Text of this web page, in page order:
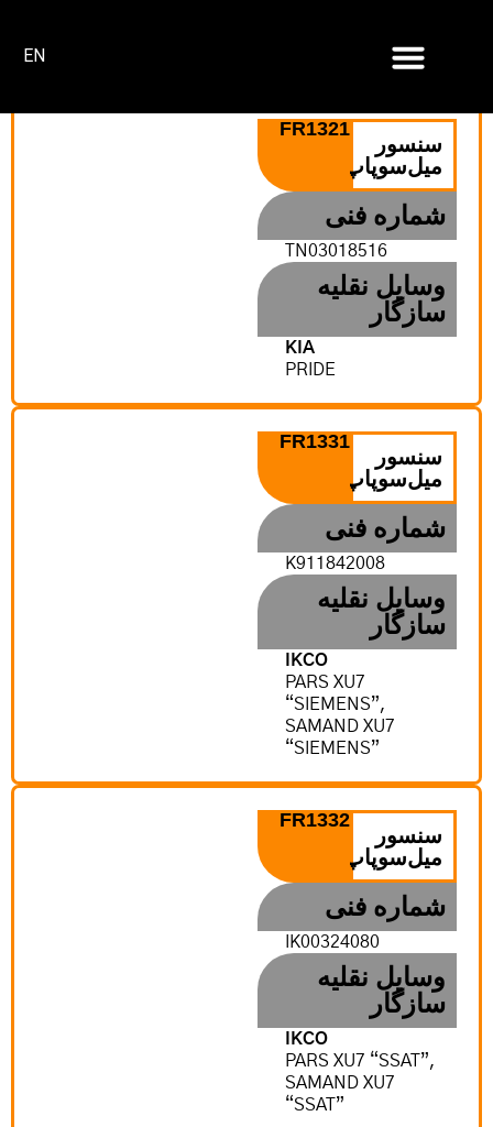
EN
سنسور
میل‌سوپاپ
FR1321
شماره فنی
TN03018516
وسایل نقلیه
سازگار
KIA
PRIDE
سنسور
میل‌سوپاپ
FR1331
شماره فنی
K911842008
وسایل نقلیه
سازگار
IKCO
PARS XU7
“SIEMENS”,
SAMAND XU7
“SIEMENS”
سنسور
میل‌سوپاپ
FR1332
شماره فنی
IK00324080
وسایل نقلیه
سازگار
IKCO
PARS XU7 “SSAT”,
SAMAND XU7
“SSAT”